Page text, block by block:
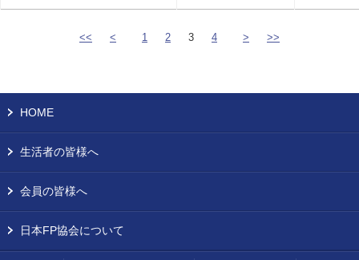
<< < 1 2 3 4 > >>
HOME
生活者の皆様へ
会員の皆様へ
日本FP協会について